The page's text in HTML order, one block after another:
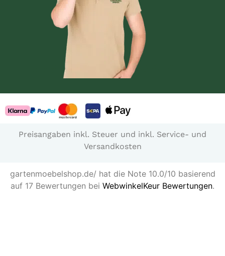
Preisangaben inkl. Steuer und inkl. Service- und
Versandkosten
gartenmoebelshop.de/ hat die Note 10.0/10 basierend
auf 17 Bewertungen bei WebwinkelKeur Bewertungen.